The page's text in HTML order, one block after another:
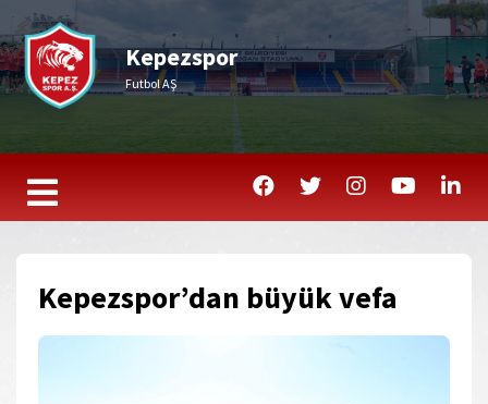
Kepezspor
Futbol AŞ
Kepezspor’dan büyük vefa